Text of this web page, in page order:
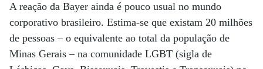
A reação da Bayer ainda é pouco usual no mundo
corporativo brasileiro. Estima-se que existam 20 milhões
de pessoas – o equivalente ao total da população de
Minas Gerais – na comunidade LGBT (sigla de